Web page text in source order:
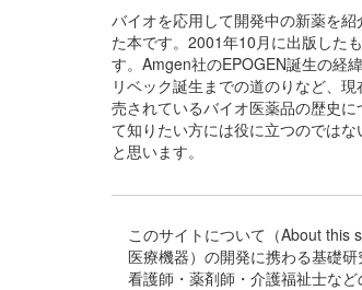
バイオを応用して開発中の新薬を紹
た本です。2001年10月に出版した
す。Amgen社のEPOGEN誕生の経
リベック誕生までの道のりなど、現
売されているバイオ医薬品の歴史に
て知りたい方には役に立つのではな
と思います。
このサイトについて（About this
医療機器）の開発に携わる基礎
看護師・薬剤師・介護福祉士な